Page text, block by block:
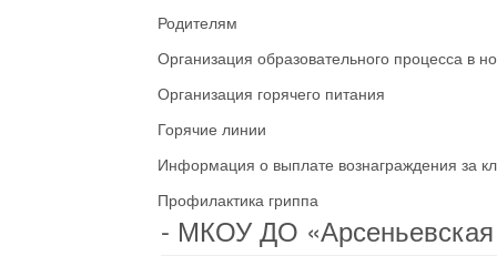
Родителям
Организация образовательного процесса в
Организация горячего питания
Горячие линии
Информация о выплате вознаграждения за
Профилактика гриппа
- МКОУ ДО